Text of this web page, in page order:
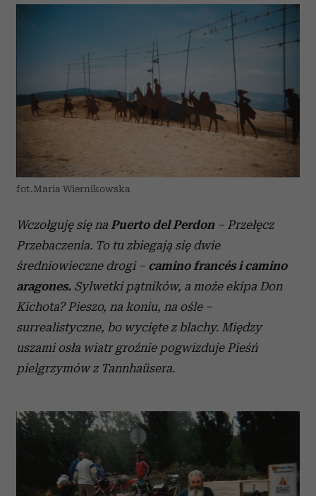
fot.Maria Wiernikowska
Wczołguję się na Puerto del Perdon – Przełęcz
Przebaczenia. To tu zbiegają się dwie
średniowieczne drogi – camino francés i camino
aragones. Sylwetki pątników, a może ekipa Don
Kichota? Pieszo, na koniu, na ośle –
surrealistyczne, bo wycięte z blachy. Między
uszami osła wiatr groźnie pogwizduje Pieśń
pielgrzymów z Tannhaüsera.